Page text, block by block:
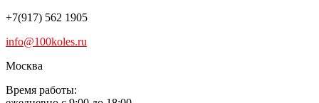
+7(917) 562 1905
info@100koles.ru
Москва
Время работы: